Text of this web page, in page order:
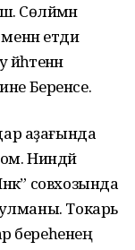
Сөләймән
менән етди
Беренсе.
аҙағында
Ниндәй
совхозында
Токарь
береһенең